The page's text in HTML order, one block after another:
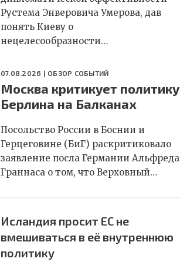
Рустема Энверовича Умерова, дав
понять Киеву о
нецелесообразности…
07.08.2026 | ОБЗОР СОБЫТИЙ
Москва критикует политику
Берлина на Балканах
Посольство России в Боснии и
Герцеговине (БиГ) раскритиковало
заявление посла Германии Альфреда
Граннаса о том, что Верховный…
Исландия просит ЕС не
вмешиваться в её внутреннюю
политику